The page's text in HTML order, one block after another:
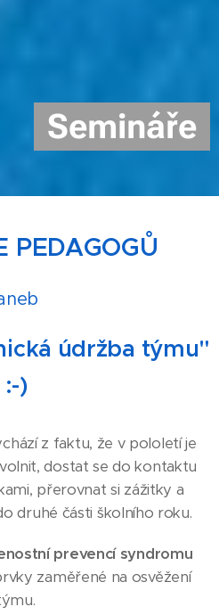
Semináře
PEDAGOGŮ
údržba týmu"
:-)
z faktu, že v pololetí je
dostat se do kontaktu
přerovnat si zážitky a
druhé části školního roku.
prevencí syndromu
zaměřené na osvěžení